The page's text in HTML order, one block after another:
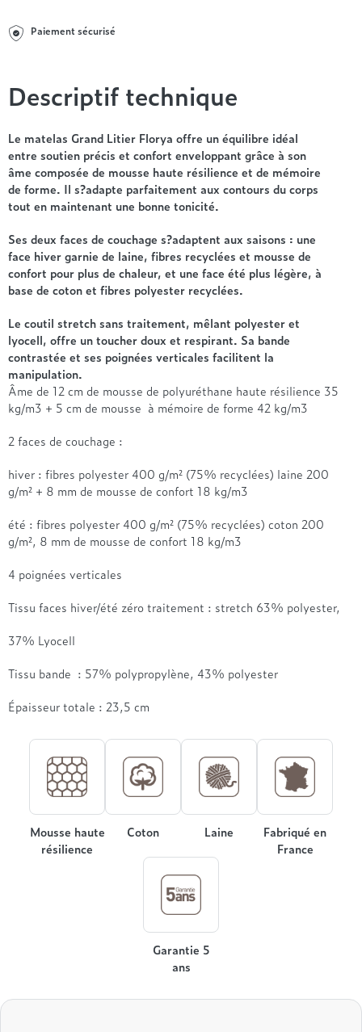
- de 1000€
Nos matelas par marque
Alpen
André Renault
Beautyrest Luxury
Epeda
Ergotherm
Grand Litier
Hotel & Lodge
Simmons
Styldecor
Technilat
Tempur
Treca
+ de 1500€
Entre 1000 et 1500€
+ de 1000€
Paiement sécurisé
Descriptif technique
Le matelas Grand Litier Florya offre un équilibre idéal
entre soutien précis et confort enveloppant grâce à son
âme composée de mousse haute résilience et de mémoire
de forme. Il s?adapte parfaitement aux contours du corps
tout en maintenant une bonne tonicité.
Ses deux faces de couchage s?adaptent aux saisons : une
face hiver garnie de laine, fibres recyclées et mousse de
confort pour plus de chaleur, et une face été plus légère, à
base de coton et fibres polyester recyclées.
Le coutil stretch sans traitement, mêlant polyester et
lyocell, offre un toucher doux et respirant. Sa bande
contrastée et ses poignées verticales facilitent la
manipulation.
Âme de 12 cm de mousse de polyuréthane haute résilience 35
kg/m3 + 5 cm de mousse à mémoire de forme 42 kg/m3
2 faces de couchage :
hiver : fibres polyester 400 g/m² (75% recyclées) laine 200
g/m² + 8 mm de mousse de confort 18 kg/m3
été : fibres polyester 400 g/m² (75% recyclées) coton 200
g/m², 8 mm de mousse de confort 18 kg/m3
4 poignées verticales
Tissu faces hiver/été zéro traitement : stretch 63% polyester,
37% Lyocell
Tissu bande : 57% polypropylène, 43% polyester
Épaisseur totale : 23,5 cm
Mousse haute
résilience
Coton Laine
Fabriqué en
France
Garantie 5
ans